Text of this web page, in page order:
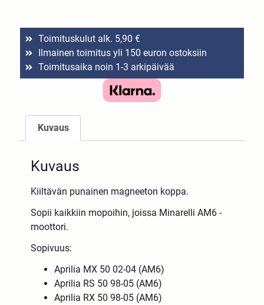
Toimituskulut alk. 5,90 €
Ilmainen toimitus yli 150 euron ostoksiin
Toimitusaika noin 1-3 arkipäivää
Kuvaus
Kuvaus
Kiiltävän punainen magneeton koppa.
Sopii kaikkiin mopoihin, joissa Minarelli AM6 -
moottori.
Sopivuus:
Aprilia MX 50 02-04 (AM6)
Aprilia RS 50 98-05 (AM6)
Aprilia RX 50 98-05 (AM6)